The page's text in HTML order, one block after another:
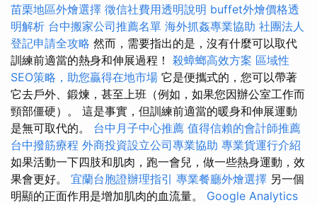
苗栗地區外燴選擇 徵信社費用透明說明 buffet外燴價格透
明解析 台中搬家公司推薦名單 海外抓姦專業協助 社團法人
登記申請全攻略 然而，需要指出的是，沒有什麼可以取代
訓練前適當的熱身和伸展過程！ 殺蟑螂高效方案 區域性
SEO策略，助您贏得在地市場 它是便攜式的，您可以帶著
它去戶外、鍛煉，甚至上班（例如，如果您因辦公室工作而
頸部僵硬）。 這是事實，但訓練前適當的暖身和伸展運動
是無可取代的。 台中月子中心推薦 值得信賴的會計師推薦
台中撥筋療程 外商投資設立公司專業協助 專業貨運行介紹
如果活動一下四肢和肌肉，跑一會兒，做一些熱身運動，效
果會更好。 宜蘭台胞證辦理指引 專業餐廳外燴選擇 另一個
明顯的正面作用是增加肌肉的血流量。 Google Analytics